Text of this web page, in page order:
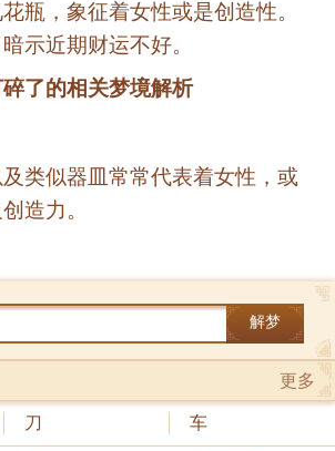
瓶，象征着女性或是创造性。
示近期财运不好。
了的相关梦境解析
类似器皿常常代表着女性，或
造力。
解梦
更多
刀 车